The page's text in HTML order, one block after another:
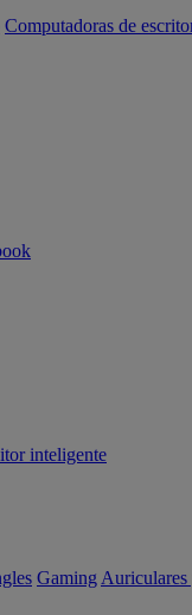
Computadoras de
inteligente
Gaming